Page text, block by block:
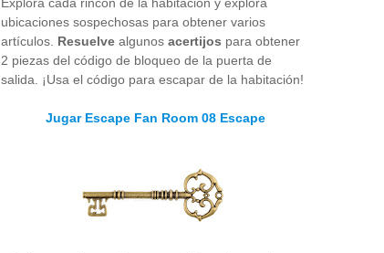
ubicaciones sospechosas para obtener varios
artículos. Resuelve algunos acertijos para obtener
2 piezas del código de bloqueo de la puerta de
salida. ¡Usa el código para escapar de la habitación!
Jugar Escape Fan Room 08 Escape